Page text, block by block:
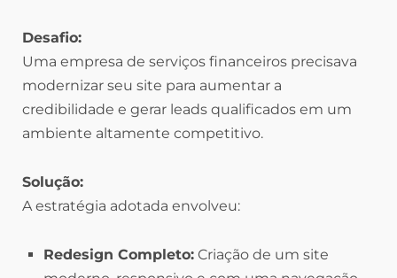
Desafio:
Uma empresa de serviços financeiros precisava
modernizar seu site para aumentar a
credibilidade e gerar leads qualificados em um
ambiente altamente competitivo.
Solução:
A estratégia adotada envolveu:
Redesign Completo: Criação de um site